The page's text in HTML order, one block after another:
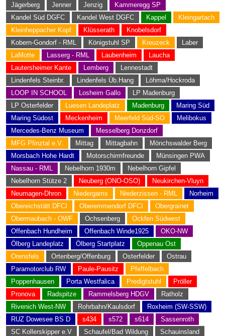
Jägerberg
Jenner Jenzig
Kammeregg SP
Kandel Süd DGFC
Kandel West DGFC Kappel
Kleingartach
Kleinheppacher Kopf
Klüsserath
Knobelsdorf
Kobern-Gondorf - RML
Königstuhl SP Kreuzeck
Laber
LaMotte
Lasserg - RML Laubenheim
Laucha
Lautersheimer Kante
Lemberg
Lennestadt
Lindenfels Steinbr.
Lindenfels Üb.Hang
Löhma/Hockroda
LOOP IN SCHOOL
Losheim Gallo
LP Madenburg
LP Osterfelder
Luesen Landeplatz Madenburg
Maring Süd
Maring Südost
Meckenheim Meerfeld Süd-SO
Melibokus
Mercedes-Benz Museum
Messelberg Donzdorf
MFG Pfinztal e.V.
Mittag Mittagbahn
Mönchswalder Berg
Morsbach Hohe Hardt
Motorschirmfreunde
Münsingen PWA
Nassau - RML
Nebelhorn 1930m
Nebelhorn Gipfel
Nebelhorn Stütze 2
Neuberg (ONO-OSO)
Neukirchen-Vluyn
Neumagen-Dhron
Niedergams Niederzissen - RML
Norheim
Obereichstätt DFCI
Oberemmendorf DFCI
Obergrainet
Obermaubach - OWF
Ochsenberg
Ockfen Südwest
Offenbach Hundheim
Offenbach Winde1925
OKO-NW
Ölberg Landeplatz
Ölberg Startplatz
Oppenau Ost
Orensfels
Ortenberg/Offenburg Osterfelder
Ostrau
Paramotorclub RW
Paule-Pausitz
Pfeffelbach
Poppenhausen
Porta Westfalica Predigtstuhl
Pröller
Pronova
Radspitze Rammelsberg HDGV
Ratholz
Rivenich West-NW
Rohrbahn/Kaulsdorf
Roxheim (SW-SSW)
RUZ Dowesee BS D
s434 s572 s614
Sassenroth
SC Kollerskipper e.V
Schaufel/Bad Wildung
Schauinsland